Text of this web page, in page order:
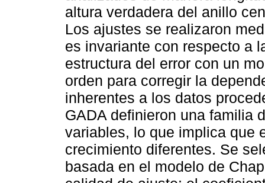
altura verdadera del anillo
Los ajustes se realizaron
es invariante con respecto a
estructura del error con un
orden para corregir la
inherentes a los datos
GADA definieron una familia
variables, lo que implica que
crecimiento diferentes. Se
basada en el modelo de